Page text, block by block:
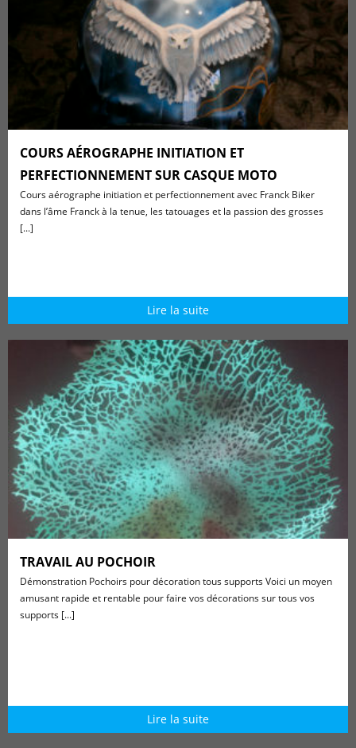
COURS AÉROGRAPHE INITIATION ET
PERFECTIONNEMENT SUR CASQUE MOTO
Cours aérographe initiation et perfectionnement avec Franck Biker
dans l’âme Franck à la tenue, les tatouages et la passion des grosses
[...]
Lire la suite
TRAVAIL AU POCHOIR
Démonstration Pochoirs pour décoration tous supports Voici un moyen
amusant rapide et rentable pour faire vos décorations sur tous vos
supports [...]
Lire la suite